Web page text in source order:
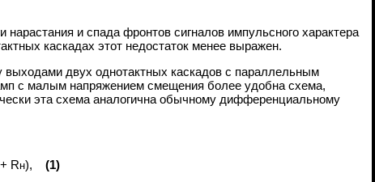
и спада фронтов сигналов импульсного характера
каскадах этот недостаток менее выражен.
выходами двух однотактных каскадов с параллельным
с малым напряжением смещения более удобна схема,
эта схема аналогична обычному дифференциальному
+ Rн),
(1)